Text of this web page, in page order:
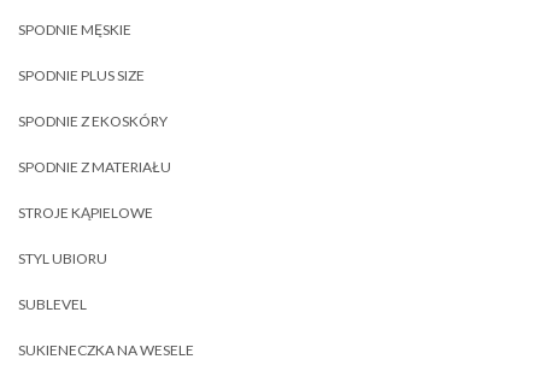
SPODNIE MĘSKIE
SPODNIE PLUS SIZE
SPODNIE Z EKOSKÓRY
SPODNIE Z MATERIAŁU
STROJE KĄPIELOWE
STYL UBIORU
SUBLEVEL
SUKIENECZKA NA WESELE